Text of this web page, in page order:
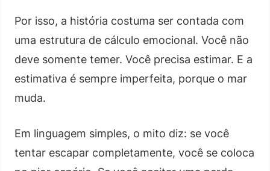
Por isso, a história costuma ser contada com
uma estrutura de cálculo emocional. Você não
deve somente temer. Você precisa estimar. E a
estimativa é sempre imperfeita, porque o mar
muda.
Em linguagem simples, o mito diz: se você
tentar escapar completamente, você se coloca